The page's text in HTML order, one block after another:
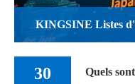
KINGSINE Listes
30
Quels